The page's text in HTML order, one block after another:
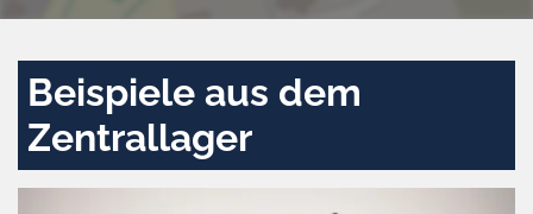
Beispiele aus dem
Zentrallager